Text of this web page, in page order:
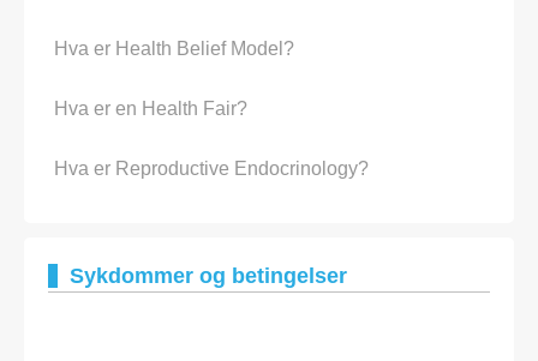
Hva er Health Belief Model?
Hva er en Health Fair?
Hva er Reproductive Endocrinology?
Sykdommer og betingelser